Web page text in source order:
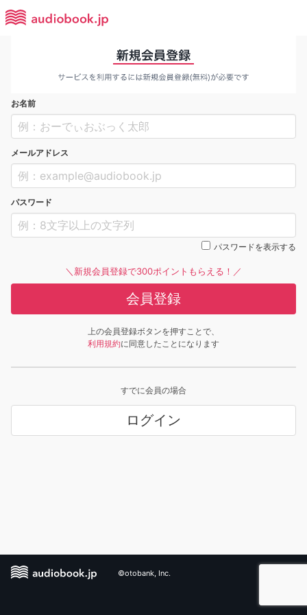
お名前
メールアドレス
パスワード
パスワードを表示する
＼新規会員登録で300ポイントもらえる！／
会員登録
上の会員登録ボタンを押すことで、
利用規約に同意したことになります
すでに会員の場合
ログイン
©otobank, Inc.